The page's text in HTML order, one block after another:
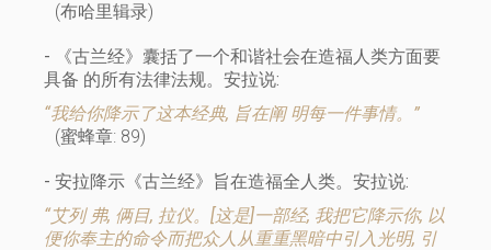
(布哈里辑录)
- 《古兰经》囊括了一个和谐社会在造福人类方面要
具备 的所有法律法规。安拉说:
“我给你降示了这本经典, 旨在阐 明每一件事情。”
(蜜蜂章: 89)
- 安拉降示《古兰经》旨在造福全人类。安拉说:
“艾列 弗, 俩目, 拉仪。[这是]一部经, 我把它降示你, 以
便你奉主的命令而把众人从重重黑暗中引入光明, 引